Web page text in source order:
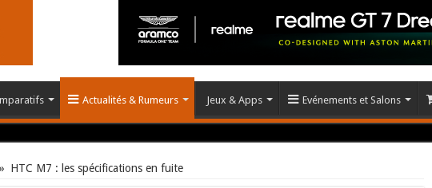
Actualités & Rumeurs Jeux & Apps Evénements et Salons
» HTC M7 : les spécifications en fuite